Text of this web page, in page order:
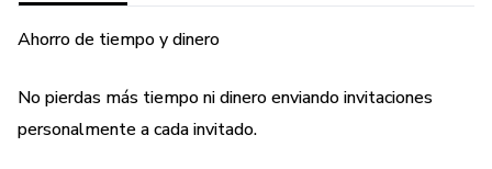
Ahorro de tiempo y dinero
No pierdas más tiempo ni dinero enviando invitaciones
personalmente a cada invitado.